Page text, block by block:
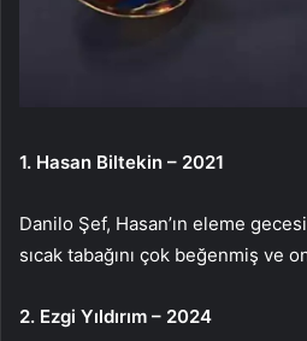
1. Hasan Biltekin – 2021
Danilo Şef, Hasan’ın eleme
sıcak tabağını çok beğenmiş ve
2. Ezgi Yıldırım – 2024